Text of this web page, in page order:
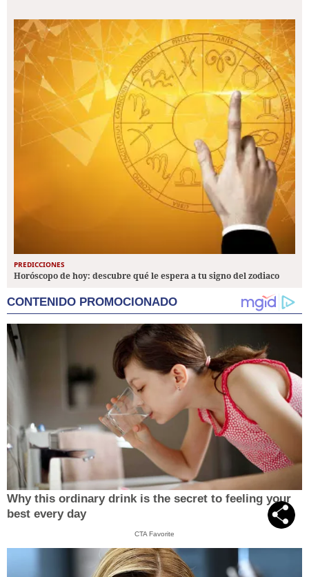
PREDICCIONES
Horóscopo de hoy: descubre qué le espera a tu signo del zodiaco
CONTENIDO PROMOCIONADO
Why this ordinary drink is the secret to feeling your
best every day
CTA Favorite